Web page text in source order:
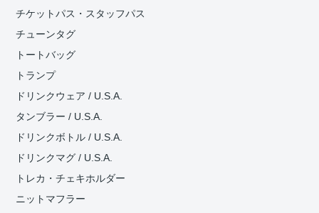
チケットパス・スタッフパス
チューンタグ
トートバッグ
トランプ
ドリンクウェア / U.S.A.
タンブラー / U.S.A.
ドリンクボトル / U.S.A.
ドリンクマグ / U.S.A.
トレカ・チェキホルダー
ニットマフラー